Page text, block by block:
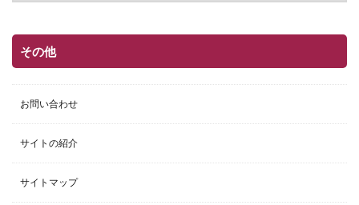
その他
お問い合わせ
サイトの紹介
サイトマップ